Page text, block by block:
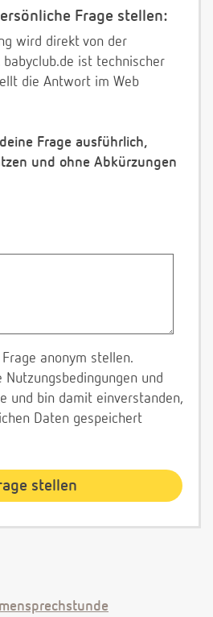
Frage stellen:
wird direkt von der
babyclub.de ist technischer
die Antwort im Web
Frage ausführlich,
und ohne Abkürzungen
anonym stellen.
Nutzungsbedingungen und
und bin damit einverstanden,
Daten gespeichert